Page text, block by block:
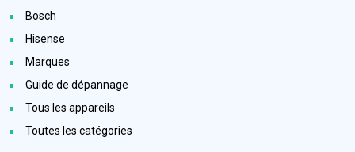
Bosch
Hisense
Marques
Guide de dépannage
Tous les appareils
Toutes les catégories